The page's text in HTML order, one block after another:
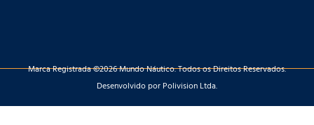
Marca Registrada ©2026 Mundo Náutico. Todos os Direitos Reservados.
Desenvolvido por Polivision Ltda.